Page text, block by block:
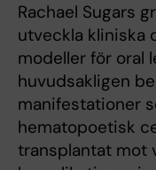
Rachael Sugars
utveckla kliniska
modeller för oral
huvudsakligen
manifestationer
hematopoetisk
transplantat mot